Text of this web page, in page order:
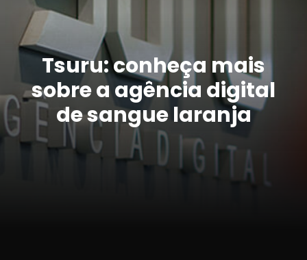
Tsuru: conheça mais
sobre a agência digital
de sangue laranja